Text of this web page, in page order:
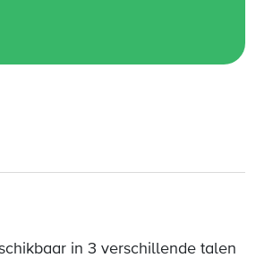
in 3 verschillende talen